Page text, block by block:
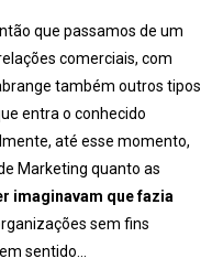
que passamos de um
comerciais, com
também outros tipos
entra o conhecido
até esse momento,
Marketing quanto as
imaginavam que fazia
sem fins
sentido…